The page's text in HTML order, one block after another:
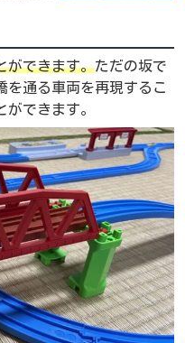
ができます。ただの坂で
を通る車両を再現するこ
できます。